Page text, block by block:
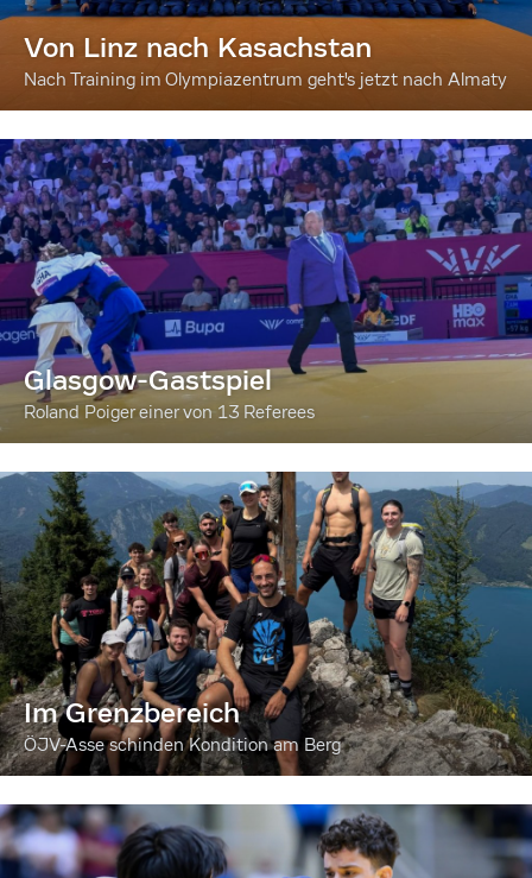
Von Linz nach Kasachstan
Nach Training im Olympiazentrum geht's jetzt nach Almaty
Glasgow-Gastspiel
Roland Poiger einer von 13 Referees
Im Grenzbereich
ÖJV-Asse schinden Kondition am Berg